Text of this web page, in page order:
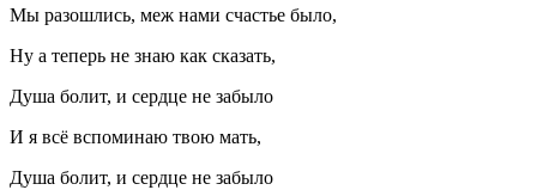
Мы разошлись, меж нами счастье было,
Ну а теперь не знаю как сказать,
Душа болит, и сердце не забыло
И я всё вспоминаю твою мать,
Душа болит, и сердце не забыло